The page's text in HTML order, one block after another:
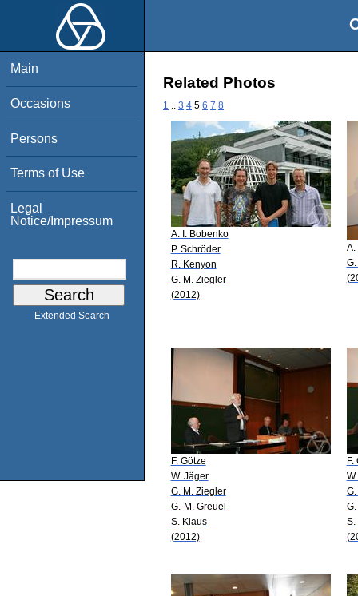
Main
Occasions
Persons
Terms of Use
Legal
Notice/Impressum
Extended Search
Related Photos
1 3 4 5 6 7 8
A. I. Bobenko
P. Schröder
R. Kenyon
G. M. Ziegler
(2012)
A.
F. Götze
W. Jäger
G. M. Ziegler
G.-M. Greuel
S. Klaus
(2012)
F.
S.